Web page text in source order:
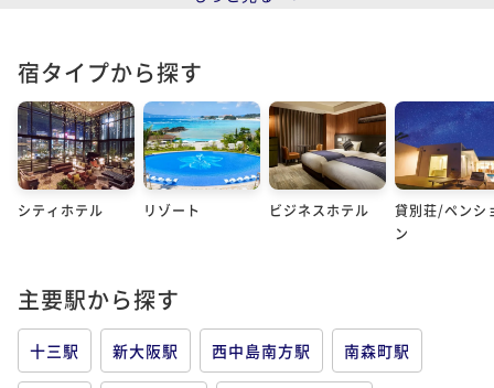
宿タイプから探す
シティホテル リゾート ビジネスホテル
貸別荘/ペンシ
ン
主要駅から探す
十三駅 新大阪駅 西中島南方駅 南森町駅